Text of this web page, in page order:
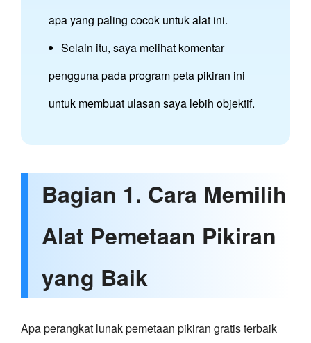
apa yang paling cocok untuk alat ini.
Selain itu, saya melihat komentar
pengguna pada program peta pikiran ini
untuk membuat ulasan saya lebih objektif.
Bagian 1. Cara Memilih
Alat Pemetaan Pikiran
yang Baik
Apa perangkat lunak pemetaan pikiran gratis terbaik